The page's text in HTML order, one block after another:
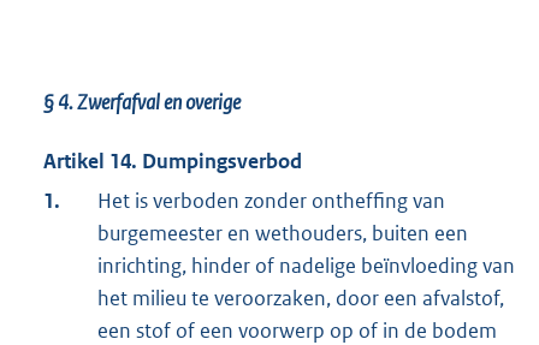
§ 4.Zwerfafval en overige
Artikel 14. Dumpingsverbod
1.
Het is verboden zonder ontheffing van
burgemeester en wethouders, buiten een
inrichting, hinder of nadelige beïnvloeding van
het milieu te veroorzaken, door een afvalstof,
een stof of een voorwerp op of in de bodem